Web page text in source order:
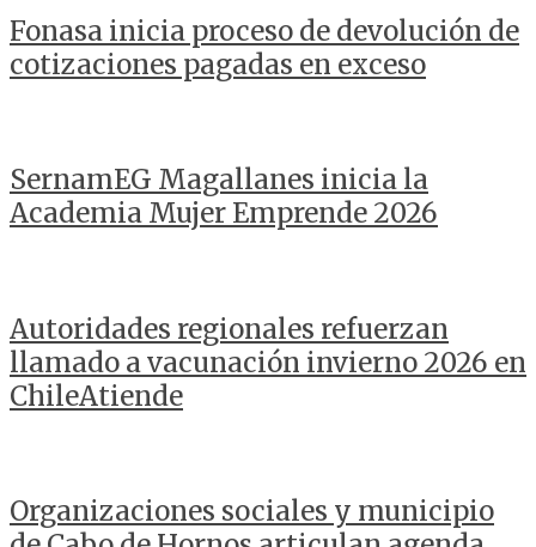
Fonasa inicia proceso de devolución de
cotizaciones pagadas en exceso
SernamEG Magallanes inicia la
Academia Mujer Emprende 2026
Autoridades regionales refuerzan
llamado a vacunación invierno 2026 en
ChileAtiende
Organizaciones sociales y municipio